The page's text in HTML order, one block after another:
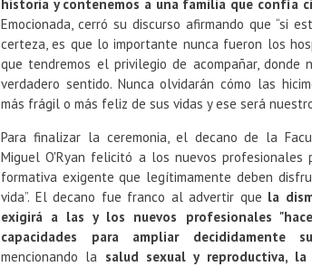
historia y contenemos a una familia que confía
Emocionada, cerró su discurso afirmando que “si
certeza, es que lo importante nunca fueron los
que tendremos el privilegio de acompañar, donde
verdadero sentido. Nunca olvidarán cómo las
más frágil o más feliz de sus vidas y ese será
Para finalizar la ceremonia, el decano de la
Miguel O'Ryan felicitó a los nuevos profesionales
formativa exigente que legítimamente deben
vida”. El decano fue franco al advertir que la
exigirá a las y los nuevos profesionales
capacidades para ampliar decididamente
mencionando la salud sexual y reproductiva,